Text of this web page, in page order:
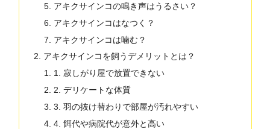
アキクサインコの鳴き声はうるさい？
アキクサインコはなつく？
アキクサインコは噛む？
アキクサインコを飼うデメリットとは？
1. 寂しがり屋で放置できない
2. デリケートな体質
3. 羽の抜け替わりで部屋が汚れやすい
4. 餌代や病院代が意外と高い